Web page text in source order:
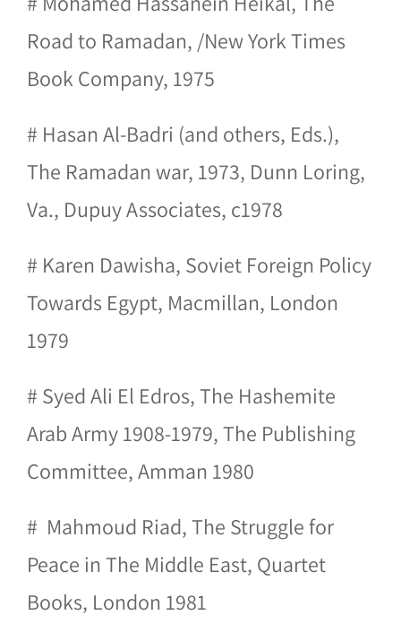
Road to Ramadan, /New York Times
Book Company, 1975
# Hasan Al-Badri (and others, Eds.),
The Ramadan war, 1973, Dunn Loring,
Va., Dupuy Associates, c1978
# Karen Dawisha, Soviet Foreign Policy
Towards Egypt, Macmillan, London
1979
# Syed Ali El Edros, The Hashemite
Arab Army 1908-1979, The Publishing
Committee, Amman 1980
# Mahmoud Riad, The Struggle for
Peace in The Middle East, Quartet
Books, London 1981